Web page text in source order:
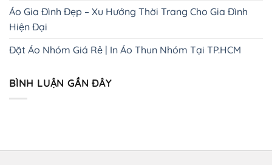
Áo Gia Đình Đẹp – Xu Hướng Thời Trang Cho Gia Đình
Hiện Đại
Đặt Áo Nhóm Giá Rẻ | In Áo Thun Nhóm Tại TP.HCM
BÌNH LUẬN GẦN ĐÂY